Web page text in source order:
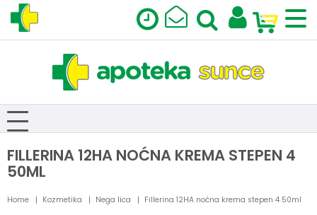
FILLERINA 12HA NOĆNA KREMA STEPEN 4
50ML
Home Kozmetika Nega lica Fillerina 12HA noćna krema stepen 4 50ml